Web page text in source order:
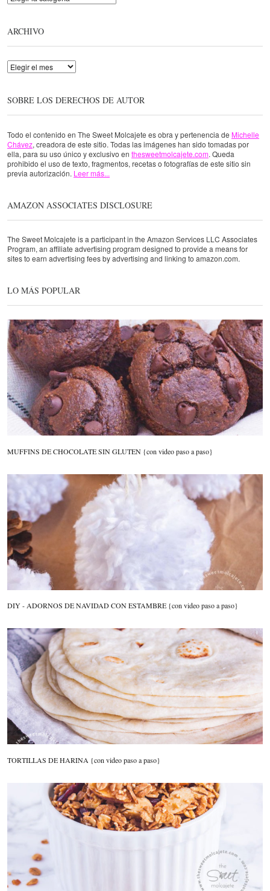
ARCHIVO
Archivo
SOBRE LOS DERECHOS DE AUTOR
Todo el contenido en The Sweet Molcajete es obra y pertenencia de Michelle
Chávez, creadora de este sitio. Todas las imágenes han sido tomadas por
ella, para su uso único y exclusivo en thesweetmolcajete.com. Queda
prohibido el uso de texto, fragmentos, recetas o fotografías de este sitio sin
previa autorización. Leer más...
AMAZON ASSOCIATES DISCLOSURE
The Sweet Molcajete is a participant in the Amazon Services LLC Associates
Program, an affiliate advertising program designed to provide a means for
sites to earn advertising fees by advertising and linking to amazon.com.
LO MÁS POPULAR
MUFFINS DE CHOCOLATE SIN GLUTEN {con video paso a paso}
DIY - ADORNOS DE NAVIDAD CON ESTAMBRE {con video paso a paso}
TORTILLAS DE HARINA {con video paso a paso}